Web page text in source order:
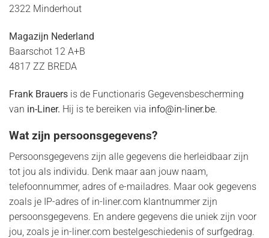
2322 Minderhout
Magazijn Nederland
Baarschot 12 A+B
4817 ZZ BREDA
Frank Brauers is de Functionaris Gegevensbescherming
van in-Liner. Hij is te bereiken via info@in-liner.be.
Wat zijn persoonsgegevens?
Persoonsgegevens zijn alle gegevens die herleidbaar zijn
tot jou als individu. Denk maar aan jouw naam,
telefoonnummer, adres of e-mailadres. Maar ook gegevens
zoals je IP-adres of in-liner.com klantnummer zijn
persoonsgegevens. En andere gegevens die uniek zijn voor
jou, zoals je in-liner.com bestelgeschiedenis of surfgedrag.